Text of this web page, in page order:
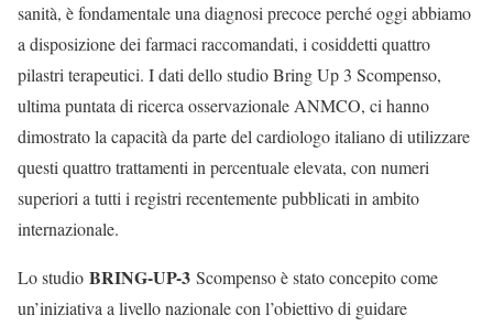
sanità, è fondamentale una diagnosi precoce perché oggi abbiamo
a disposizione dei farmaci raccomandati, i cosiddetti quattro
pilastri terapeutici. I dati dello studio Bring Up 3 Scompenso,
ultima puntata di ricerca osservazionale ANMCO, ci hanno
dimostrato la capacità da parte del cardiologo italiano di utilizzare
questi quattro trattamenti in percentuale elevata, con numeri
superiori a tutti i registri recentemente pubblicati in ambito
internazionale.
Lo studio BRING-UP-3 Scompenso è stato concepito come
un’iniziativa a livello nazionale con l’obiettivo di guidare